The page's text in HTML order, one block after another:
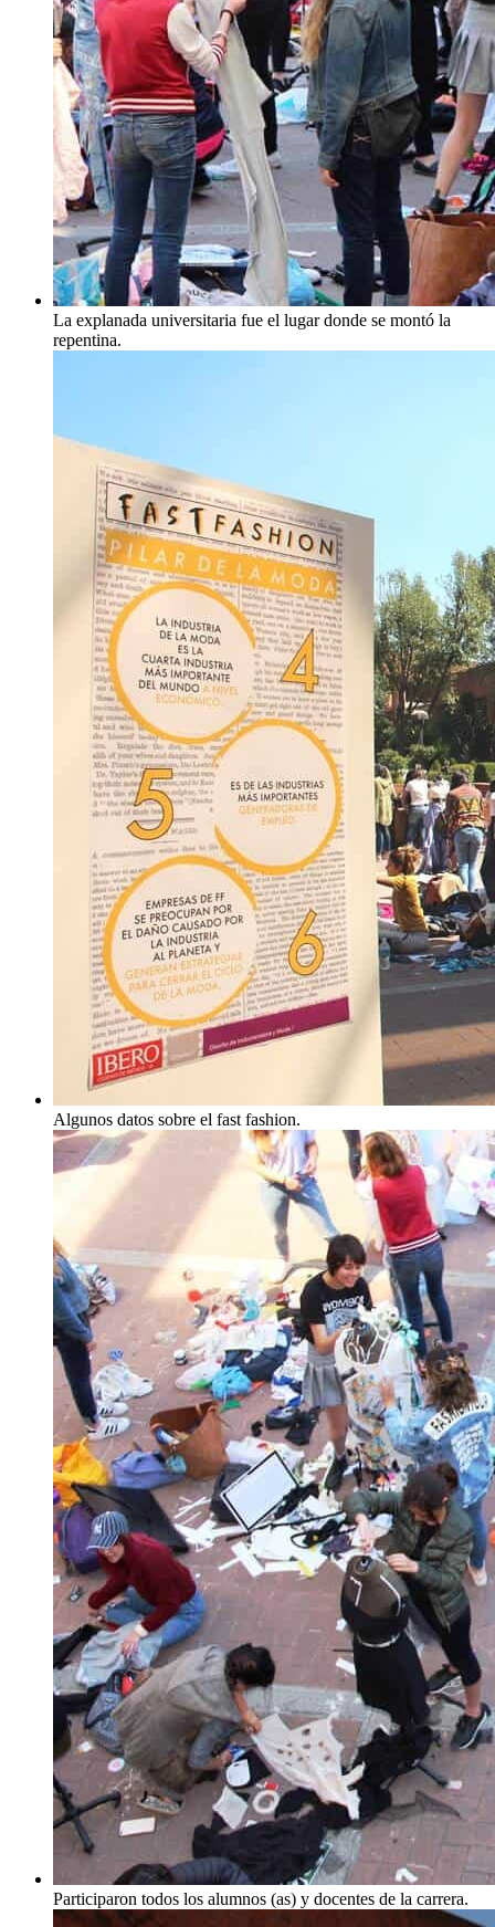
La explanada universitaria fue el lugar donde se montó la
repentina.
Algunos datos sobre el fast fashion.
Participaron todos los alumnos (as) y docentes de la carrera.